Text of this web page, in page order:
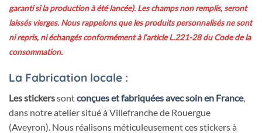
garanti si la production à été lancée). Les champs non remplis, seront
laissés vierges. Nousrappelonsque les produits personnalisés ne sont
ni repris, ni échangés conformément à l’article L.221-28 du Code de la
consommation.
La Fabrication locale :
Les stickerssontconçues et fabriquées avec soin en France,
dans notre atelier situé à Villefranche de Rouergue
(Aveyron). Nous réalisons méticuleusement ces stickers à